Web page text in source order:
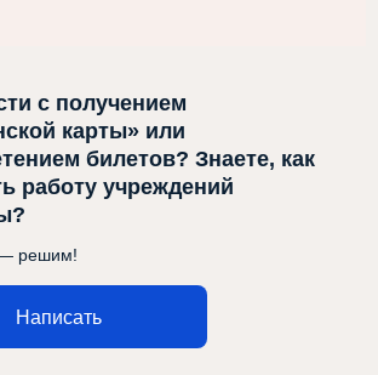
с получением
карты» или
билетов? Знаете, как
работу учреждений
решим!
Написать